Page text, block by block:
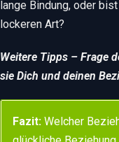
lange Bindung, oder
lockeren Art?
Weitere Tipps – Frage
sie Dich und deinen
Fazit: Welcher